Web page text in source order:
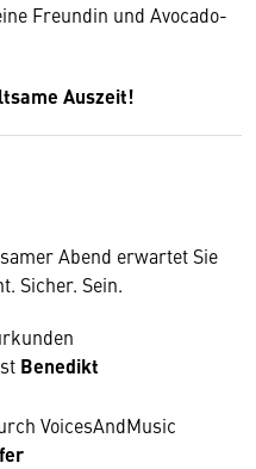
Freundin und Avocado-
Auszeit!
Abend erwartet Sie
Sicher. Sein.
Benedikt
VoicesAndMusic